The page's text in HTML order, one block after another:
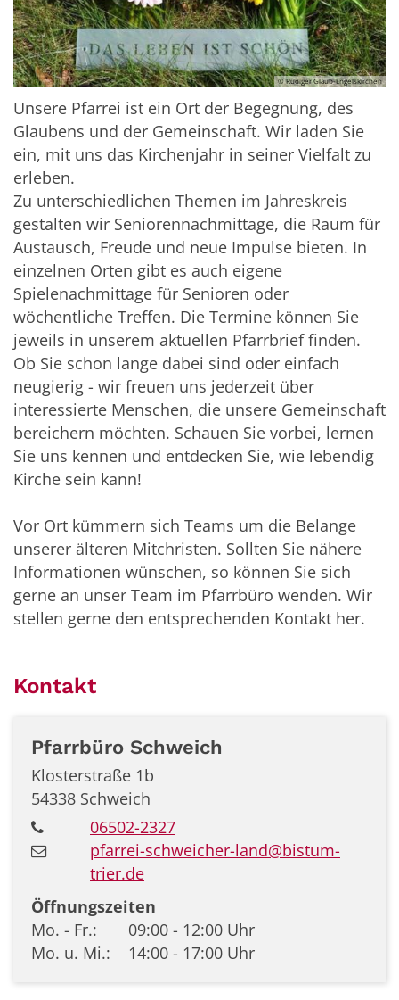
© Rüdiger Glaub-Engelskirchen
Unsere Pfarrei ist ein Ort der Begegnung, des
Glaubens und der Gemeinschaft. Wir laden Sie
ein, mit uns das Kirchenjahr in seiner Vielfalt zu
erleben.
Zu unterschiedlichen Themen im Jahreskreis
gestalten wir Seniorennachmittage, die Raum für
Austausch, Freude und neue Impulse bieten. In
einzelnen Orten gibt es auch eigene
Spielenachmittage für Senioren oder
wöchentliche Treffen. Die Termine können Sie
jeweils in unserem aktuellen Pfarrbrief finden.
Ob Sie schon lange dabei sind oder einfach
neugierig - wir freuen uns jederzeit über
interessierte Menschen, die unsere Gemeinschaft
bereichern möchten. Schauen Sie vorbei, lernen
Sie uns kennen und entdecken Sie, wie lebendig
Kirche sein kann!
Vor Ort kümmern sich Teams um die Belange
unserer älteren Mitchristen. Sollten Sie nähere
Informationen wünschen, so können Sie sich
gerne an unser Team im Pfarrbüro wenden. Wir
stellen gerne den entsprechenden Kontakt her.
Kontakt
Pfarrbüro Schweich
Klosterstraße 1b
54338 Schweich
06502-2327
pfarrei-schweicher-land@bistum-
trier.de
Öffnungszeiten
Mo. - Fr.: 09:00 - 12:00 Uhr
Mo. u. Mi.: 14:00 - 17:00 Uhr